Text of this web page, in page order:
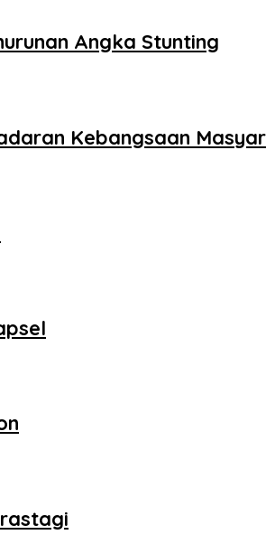
Angka Stunting
Kebangsaan